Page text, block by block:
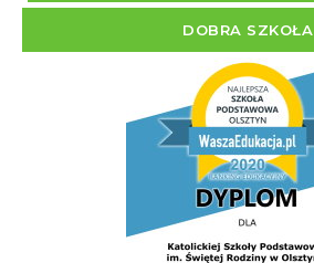
DOBRA SZKOŁA